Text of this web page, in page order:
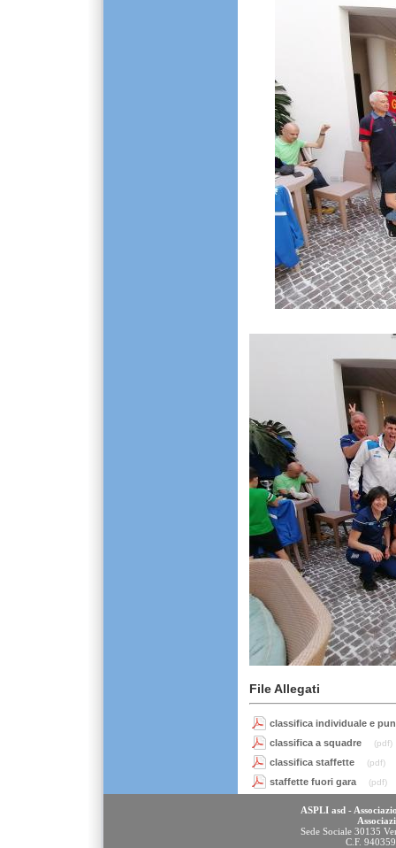
File Allegati
classifica individuale e
classifica a squadre
(pdf)
classifica staffette (pdf)
staffette fuori gara (pdf)
ASPLI asd -
Sede Sociale 30135
C.F.